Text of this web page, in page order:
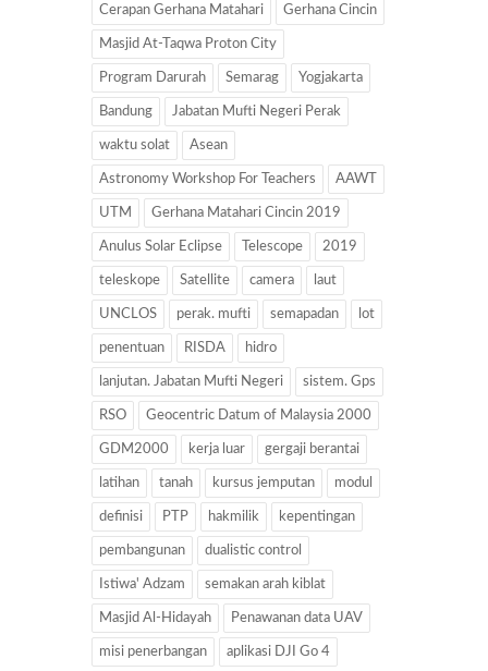
Cerapan Gerhana Matahari Gerhana Cincin
Masjid At-Taqwa Proton City
Program Darurah Semarag Yogjakarta
Bandung Jabatan Mufti Negeri Perak
waktu solat Asean
Astronomy Workshop For Teachers AAWT
UTM Gerhana Matahari Cincin 2019
Anulus Solar Eclipse Telescope 2019
teleskope Satellite camera laut
UNCLOS perak. mufti semapadan lot
penentuan RISDA hidro
lanjutan. Jabatan Mufti Negeri sistem. Gps
RSO Geocentric Datum of Malaysia 2000
GDM2000 kerja luar gergaji berantai
latihan tanah kursus jemputan modul
definisi PTP hakmilik kepentingan
pembangunan dualistic control
Istiwa' Adzam semakan arah kiblat
Masjid Al-Hidayah Penawanan data UAV
misi penerbangan aplikasi DJI Go 4